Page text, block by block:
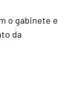
o gabinete e
da